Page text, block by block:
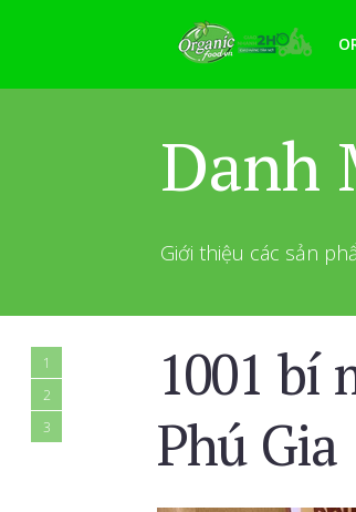
Danh
Giới thiệu các sản
1
2
3
1001 bí
Phú Gia